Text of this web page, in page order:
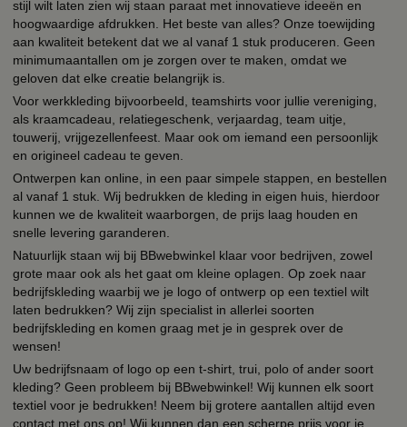
stijl wilt laten zien wij staan paraat met innovatieve ideeën en
hoogwaardige afdrukken. Het beste van alles? Onze toewijding
aan kwaliteit betekent dat we al vanaf 1 stuk produceren. Geen
minimumaantallen om je zorgen over te maken, omdat we
geloven dat elke creatie belangrijk is.
Voor werkkleding bijvoorbeeld, teamshirts voor jullie vereniging,
als kraamcadeau, relatiegeschenk, verjaardag, team uitje,
touwerij, vrijgezellenfeest. Maar ook om iemand een persoonlijk
en origineel cadeau te geven.
Ontwerpen kan online, in een paar simpele stappen, en bestellen
al vanaf 1 stuk. Wij bedrukken de kleding in eigen huis, hierdoor
kunnen we de kwaliteit waarborgen, de prijs laag houden en
snelle levering garanderen.
Natuurlijk staan wij bij BBwebwinkel klaar voor bedrijven, zowel
grote maar ook als het gaat om kleine oplagen. Op zoek naar
bedrijfskleding waarbij we je logo of ontwerp op een textiel wilt
laten bedrukken? Wij zijn specialist in allerlei soorten
bedrijfskleding en komen graag met je in gesprek over de
wensen!
Uw bedrijfsnaam of logo op een t-shirt, trui, polo of ander soort
kleding? Geen probleem bij BBwebwinkel! Wij kunnen elk soort
textiel voor je bedrukken! Neem bij grotere aantallen altijd even
contact met ons op! Wij kunnen dan een scherpe prijs voor je